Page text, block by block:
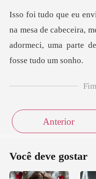
mesa de cabeceira,
adormeci,
Anterior
Você deve gostar